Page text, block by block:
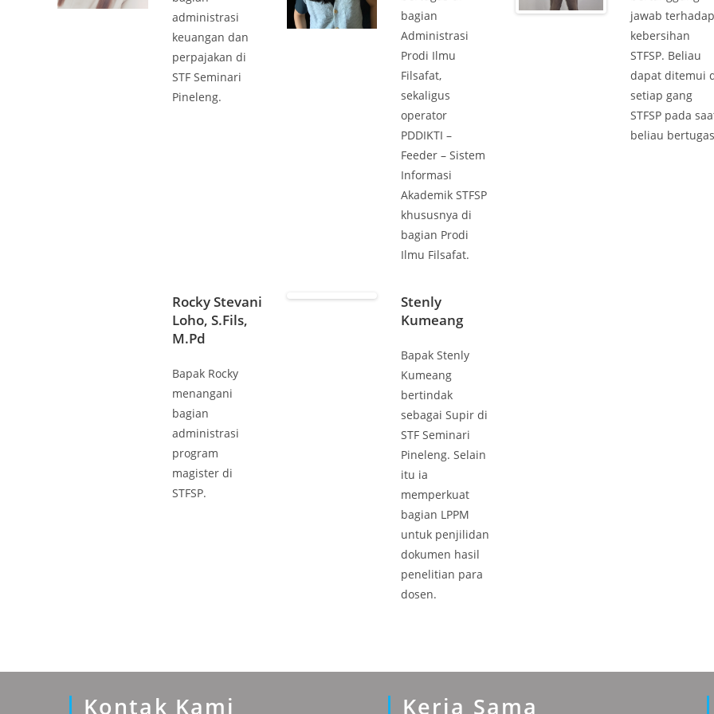
administrasi
keuangan dan
perpajakan di
STF Seminari
Pineleng.
bagian
Administrasi
Prodi Ilmu
Filsafat,
sekaligus
operator
PDDIKTI –
Feeder – Sistem
Informasi
Akademik STFSP
khususnya di
bagian Prodi
Ilmu Filsafat.
jawab terhadap
kebersihan
STFSP. Beliau
dapat ditemui
setiap gang
STFSP pada
beliau bertugas.
Rocky Stevani
Loho, S.Fils,
M.Pd
Bapak Rocky
menangani
bagian
administrasi
program
magister di
STFSP.
Stenly
Kumeang
Bapak Stenly
Kumeang
bertindak
sebagai Supir di
STF Seminari
Pineleng. Selain
itu ia
memperkuat
bagian LPPM
untuk penjilidan
dokumen hasil
penelitian para
dosen.
Kontak Kami Kerja Sama